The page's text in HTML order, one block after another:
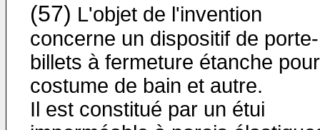
(57) L'objet de l'invention
concerne un dispositif de porte-
billets à fermeture étanche pour
costume de bain et autre.
Il est constitué par un étui